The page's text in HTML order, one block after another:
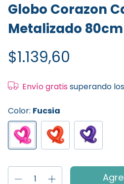
Globo Corazon
Metalizado 80cm
$1.139,60
Envío gratis superando
Color: Fucsia